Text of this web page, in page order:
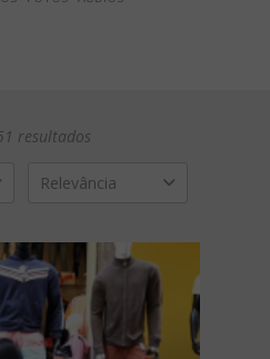
resultados
Relevância